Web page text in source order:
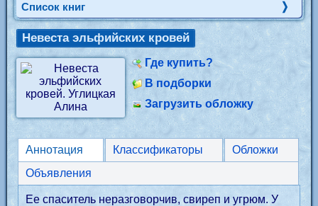
Cписок книг
Невеста эльфийских кровей
Где купить?
В подборки
Загрузить обложку
Аннотация Классификаторы
Обложки
Объявления
Ее спаситель неразговорчив, свиреп и угрюм. У